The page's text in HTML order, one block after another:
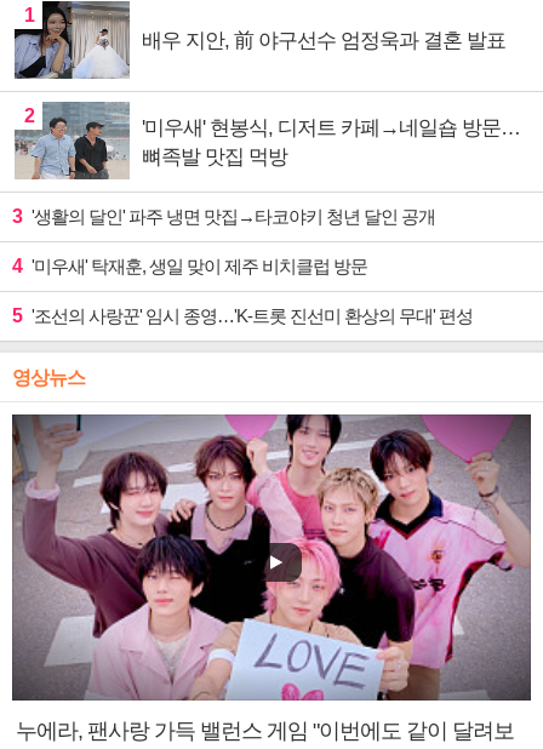
1
배우 지안, 前 야구선수 엄정욱과 결혼 발표
2
'미우새' 현봉식, 디저트 카페→네일숍 방문…
뼈족발 맛집 먹방
3 '생활의 달인' 파주 냉면 맛집→타코야키 청년 달인 공개
4 '미우새' 탁재훈, 생일 맞이 제주 비치클럽 방문
5 '조선의 사랑꾼' 임시 종영…'K-트롯 진선미 환상의 무대' 편성
영상뉴스
누에라, 팬사랑 가득 밸런스 게임 "이번에도 같이 달려보